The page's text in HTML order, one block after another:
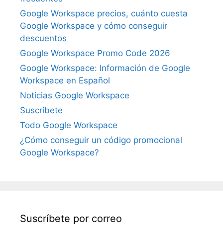
Google Workspace precios, cuánto cuesta
Google Workspace y cómo conseguir
descuentos
Google Workspace Promo Code 2026
Google Workspace: Información de Google
Workspace en Español
Noticias Google Workspace
Suscríbete
Todo Google Workspace
¿Cómo conseguir un código promocional
Google Workspace?
Suscríbete por correo